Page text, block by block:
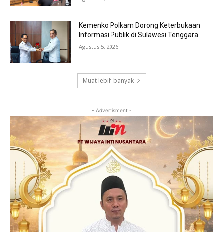
Kemenko Polkam Dorong Keterbukaan
Informasi Publik di Sulawesi Tenggara
Agustus 5, 2026
Muat lebih banyak
- Advertisment -